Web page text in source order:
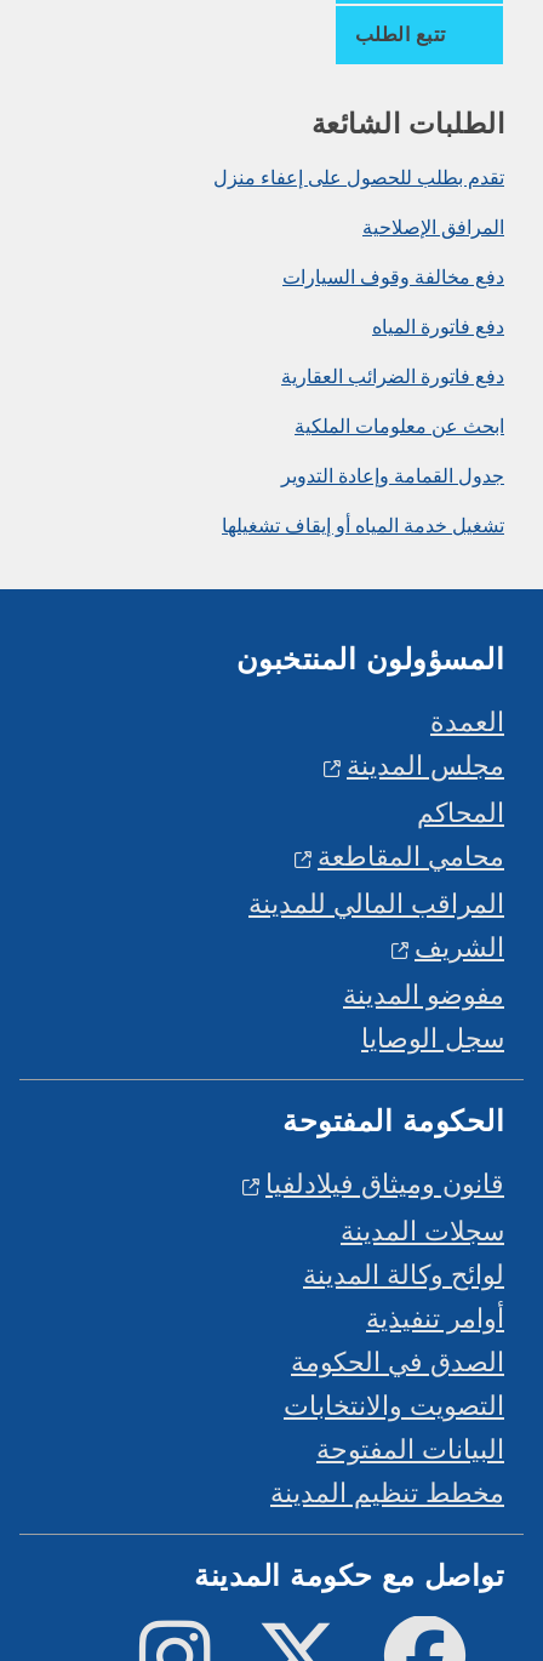
تتبع الطلب
الطلبات الشائعة
تقدم بطلب للحصول على إعفاء منزل
المرافق الإصلاحية
دفع مخالفة وقوف السيارات
دفع فاتورة المياه
دفع فاتورة الضرائب العقارية
ابحث عن معلومات الملكية
جدول القمامة وإعادة التدوير
تشغيل خدمة المياه أو إيقاف تشغيلها
المسؤولون المنتخبون
العمدة
مجلس المدينة
المحاكم
محامي المقاطعة
المراقب المالي للمدينة
الشريف
مفوضو المدينة
سجل الوصايا
الحكومة المفتوحة
قانون وميثاق فيلادلفيا
سجلات المدينة
لوائح وكالة المدينة
أوامر تنفيذية
الصدق في الحكومة
التصويت والانتخابات
البيانات المفتوحة
مخطط تنظيم المدينة
تواصل مع حكومة المدينة
فيسبوك تويتر إينستاجرام